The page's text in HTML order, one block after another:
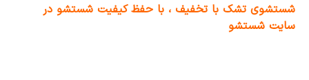
شستشوی تشک با تخفیف ، با حفظ کیفیت شستشو در
سایت شستشو